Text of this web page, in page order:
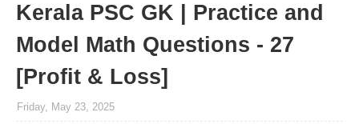
Kerala PSC GK | Practice and
Model Math Questions - 27
[Profit & Loss]
Friday, May 23, 2025